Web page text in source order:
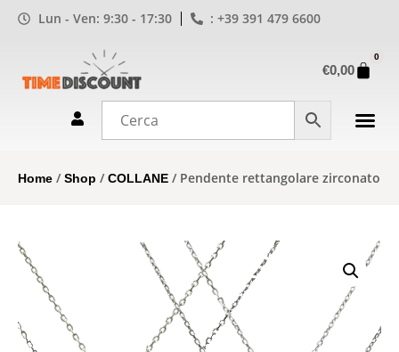
Lun - Ven: 9:30 - 17:30 : +39 391 479 6600
€0,00
0
Home /Shop /COLLANE / Pendente rettangolare zirconato